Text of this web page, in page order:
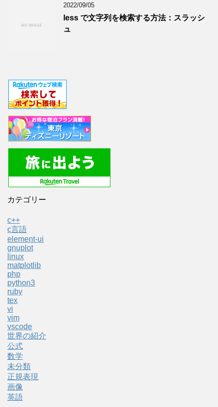
2022/09/05
less で文字列を検索する方法：スラッシ
ュ
カテゴリー
c++
c言語
element-ui
gnuplot
linux
matplotlib
php
python3
ruby
tex
vi
vim
vscode
世界の紹介
公式
数学
未分類
正規表現
画像
英語